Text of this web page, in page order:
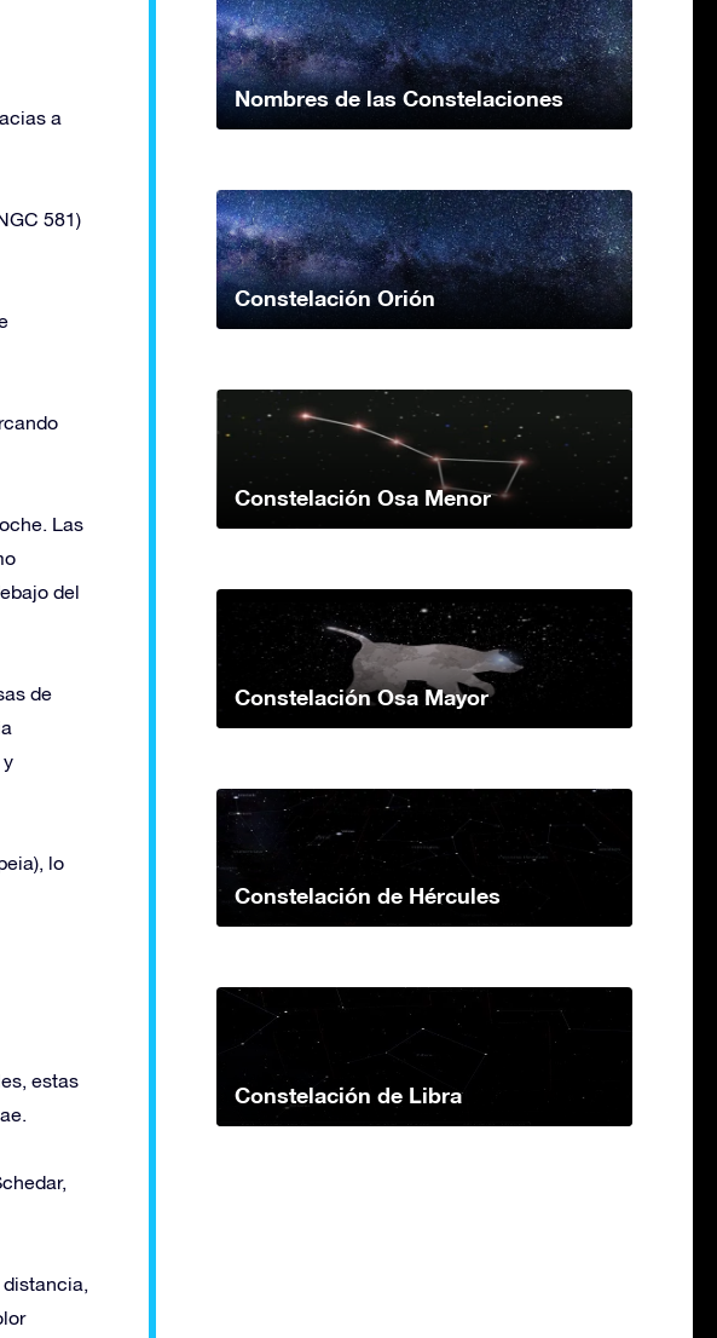
a
581)
Las
del
de
y
lo
estas
distancia,
Nombres de las Constelaciones
Constelación Orión
Constelación Osa Menor
Constelación Osa Mayor
Constelación de Hércules
Constelación de Libra